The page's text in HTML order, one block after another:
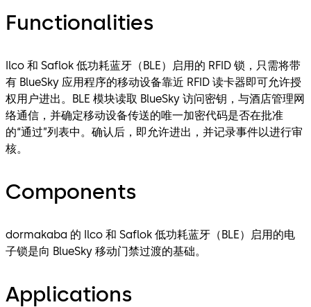
Functionalities
Ilco 和 Saflok 低功耗蓝牙（BLE）启用的 RFID 锁，只需将带
有 BlueSky 应用程序的移动设备靠近 RFID 读卡器即可允许授
权用户进出。BLE 模块读取 BlueSky 访问密钥，与酒店管理网
络通信，并确定移动设备传送的唯一加密代码是否在批准
的“通过”列表中。确认后，即允许进出，并记录事件以进行审
核。
Components
dormakaba 的 Ilco 和 Saflok 低功耗蓝牙（BLE）启用的电
子锁是向 BlueSky 移动门禁过渡的基础。
Applications